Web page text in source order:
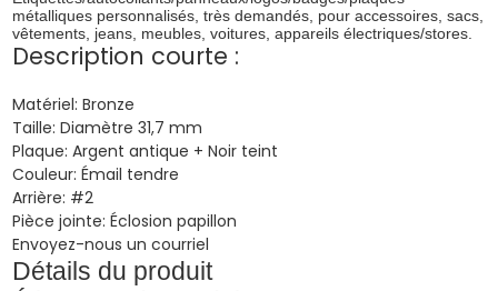
métalliques personnalisés, très demandés, pour accessoires, sacs,
vêtements, jeans, meubles, voitures, appareils électriques/stores.
Description courte :
Matériel: Bronze
Taille: Diamètre 31,7 mm
Plaque: Argent antique + Noir teint
Couleur: Émail tendre
Arrière: #2
Pièce jointe: Éclosion papillon
Envoyez-nous un courriel
Détails du produit